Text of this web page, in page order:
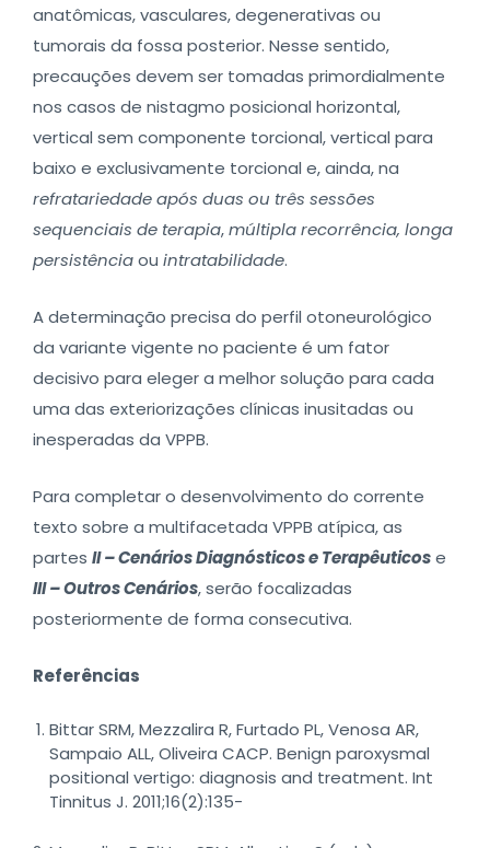
anatômicas, vasculares, degenerativas ou
tumorais da fossa posterior. Nesse sentido,
precauções devem ser tomadas primordialmente
nos casos de nistagmo posicional horizontal,
vertical sem componente torcional, vertical para
baixo e exclusivamente torcional e, ainda, na
refratariedade após duas ou três sessões
sequenciais de terapia,múltipla recorrência, longa
persistênciaou intratabilidade.
A determinação precisa do perfil otoneurológico
da variante vigente no paciente é um fator
decisivo para eleger a melhor solução para cada
uma das exteriorizações clínicas inusitadas ou
inesperadas da VPPB.
Para completar o desenvolvimento do corrente
texto sobre a multifacetada VPPB atípica, as
partes II – Cenários Diagnósticos e Terapêuticose
III – Outros Cenários, serão focalizadas
posteriormente de forma consecutiva.
Referências
Bittar SRM, Mezzalira R, Furtado PL, Venosa AR,
Sampaio ALL, Oliveira CACP. Benign paroxysmal
positional vertigo: diagnosis and treatment. Int
Tinnitus J. 2011;16(2):135-